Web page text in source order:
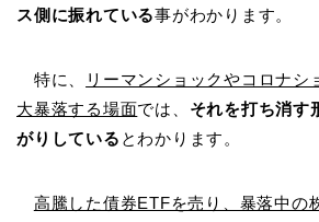
ス側に振れている事がわかります。
特に、
リーマンショックやコロナシ
大暴落する場面では、 それを打ち消す
がりしている とわかります。
高騰した債券ETFを売り、暴落中の